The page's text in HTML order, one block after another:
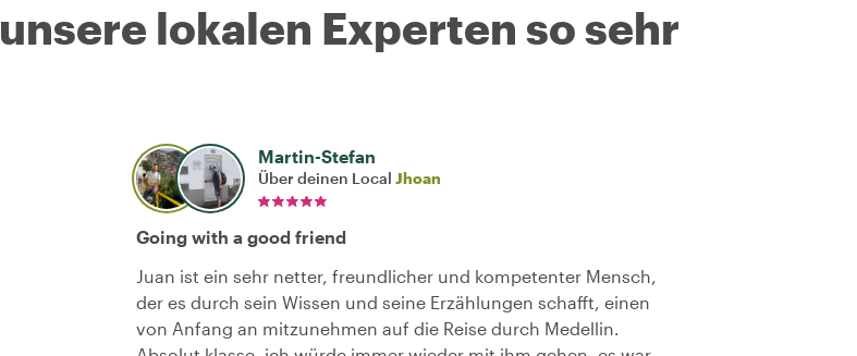
lokalen Experten so sehr
Martin-Stefan
Über deinen Local Jhoan
Going with a good friend
Juan ist ein sehr netter, freundlicher und kompetenter Mensch,
der es durch sein Wissen und seine Erzählungen schafft, einen
von Anfang an mitzunehmen auf die Reise durch Medellin.